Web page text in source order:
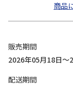
商品
販売期間
2026年05月18日～
配送期間